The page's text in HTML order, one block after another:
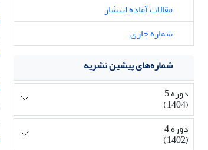
مقالات آماده انتشار
شماره جاری
شماره‌های پیشین نشریه
دوره 5
(1404)
دوره 4
(1402)